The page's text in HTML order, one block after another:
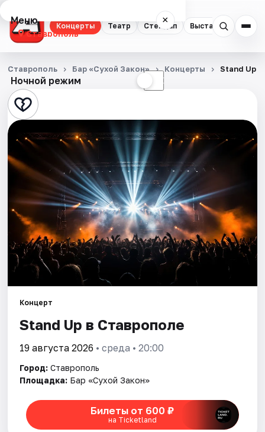
Концерты Театр Стендап Выставки Спорт
Меню ×
Ставрополь
Концерты
Театр
Стендап
Выставки
Спорт
События
Города
Площадки
Рейтинги
Ночной режим ☾
Ставрополь Бар «Сухой Закон» Концерты Stand Up
Концерт
Stand Up в Ставрополе
19 августа 2026 • среда • 20:00
Город: Ставрополь
Площадка: Бар «Сухой Закон»
Билеты от 600 ₽
на Ticketland